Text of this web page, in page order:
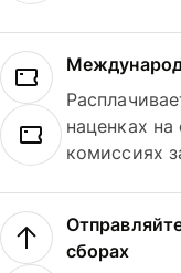
наценках
комиссиях
сборах